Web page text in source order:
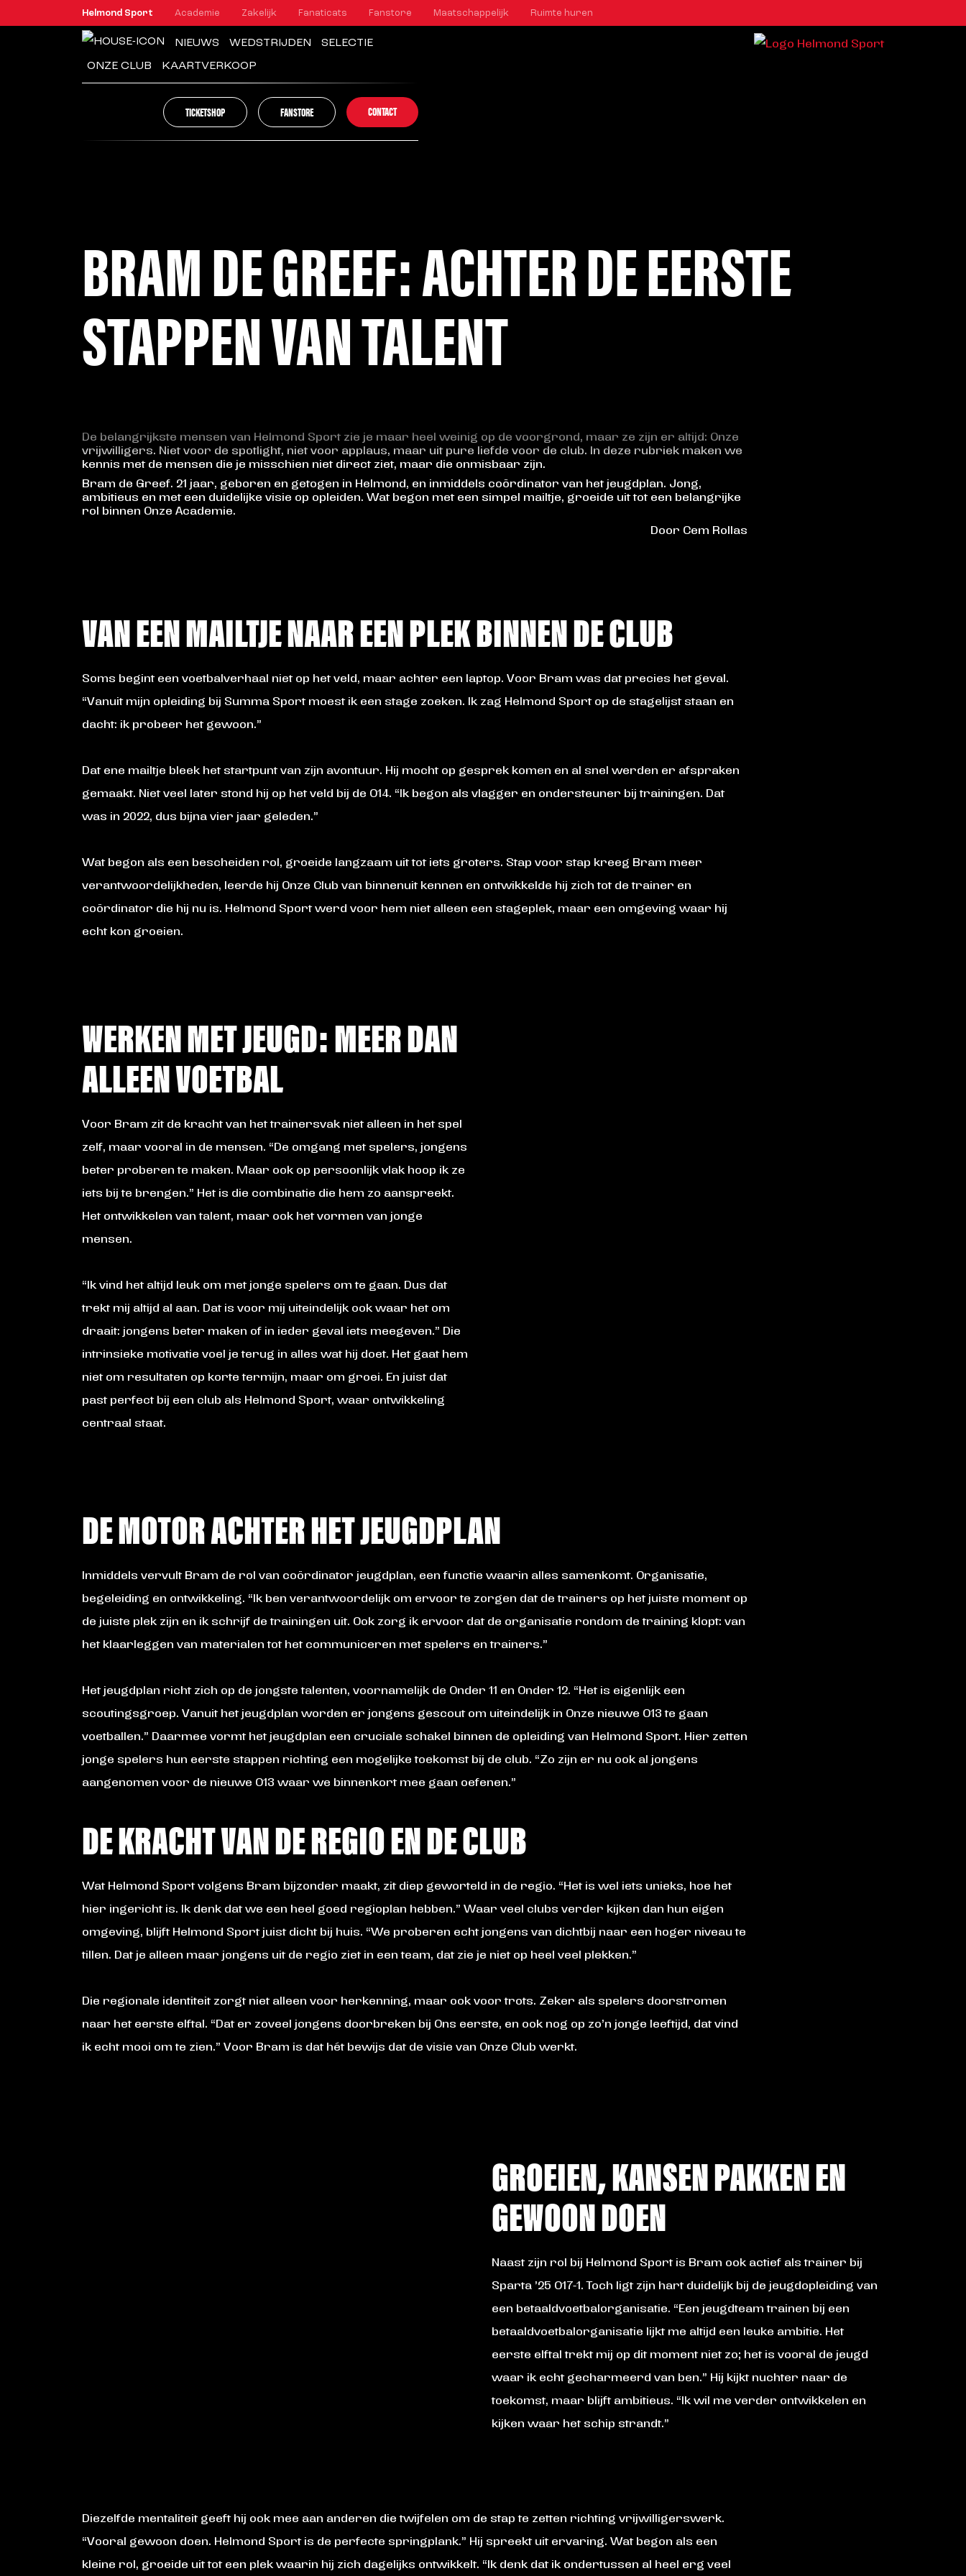
Helmond Sport Academie Zakelijk Fanaticats Fanstore Maatschappelijk Ruimte huren
NIEUWS WEDSTRIJDEN
SELECTIE
ONZE CLUB
KAARTVERKOOP
TICKETSHOP FANSTORE CONTACT
BRAM DE GREEF: ACHTER DE EERSTE
STAPPEN VAN TALENT
De belangrijkste mensen van Helmond Sport zie je maar heel weinig op de voorgrond, maar ze zijn er altijd: Onze
vrijwilligers. Niet voor de spotlight, niet voor applaus, maar uit pure liefde voor de club. In deze rubriek maken we
kennis met de mensen die je misschien niet direct ziet, maar die onmisbaar zijn.
Bram de Greef. 21 jaar, geboren en getogen in Helmond, en inmiddels coördinator van het jeugdplan. Jong,
ambitieus en met een duidelijke visie op opleiden. Wat begon met een simpel mailtje, groeide uit tot een belangrijke
rol binnen Onze Academie.
Door Cem Rollas
VAN EEN MAILTJE NAAR EEN PLEK BINNEN DE CLUB
Soms begint een voetbalverhaal niet op het veld, maar achter een laptop. Voor Bram was dat precies het geval.
“Vanuit mijn opleiding bij Summa Sport moest ik een stage zoeken. Ik zag Helmond Sport op de stagelijst staan en
dacht: ik probeer het gewoon.”
Dat ene mailtje bleek het startpunt van zijn avontuur. Hij mocht op gesprek komen en al snel werden er afspraken
gemaakt. Niet veel later stond hij op het veld bij de O14. “Ik begon als vlagger en ondersteuner bij trainingen. Dat
was in 2022, dus bijna vier jaar geleden.”
Wat begon als een bescheiden rol, groeide langzaam uit tot iets groters. Stap voor stap kreeg Bram meer
verantwoordelijkheden, leerde hij Onze Club van binnenuit kennen en ontwikkelde hij zich tot de trainer en
coördinator die hij nu is. Helmond Sport werd voor hem niet alleen een stageplek, maar een omgeving waar hij
echt kon groeien.
WERKEN MET JEUGD: MEER DAN
ALLEEN VOETBAL
Voor Bram zit de kracht van het trainersvak niet alleen in het spel
zelf, maar vooral in de mensen. “De omgang met spelers, jongens
beter proberen te maken. Maar ook op persoonlijk vlak hoop ik ze
iets bij te brengen.” Het is die combinatie die hem zo aanspreekt.
Het ontwikkelen van talent, maar ook het vormen van jonge
mensen.
“Ik vind het altijd leuk om met jonge spelers om te gaan. Dus dat
trekt mij altijd al aan. Dat is voor mij uiteindelijk ook waar het om
draait: jongens beter maken of in ieder geval iets meegeven.” Die
intrinsieke motivatie voel je terug in alles wat hij doet. Het gaat hem
niet om resultaten op korte termijn, maar om groei. En juist dat
past perfect bij een club als Helmond Sport, waar ontwikkeling
centraal staat.
DE MOTOR ACHTER HET JEUGDPLAN
Inmiddels vervult Bram de rol van coördinator jeugdplan, een functie waarin alles samenkomt. Organisatie,
begeleiding en ontwikkeling. “Ik ben verantwoordelijk om ervoor te zorgen dat de trainers op het juiste moment op
de juiste plek zijn en ik schrijf de trainingen uit. Ook zorg ik ervoor dat de organisatie rondom de training klopt: van
het klaarleggen van materialen tot het communiceren met spelers en trainers.”
Het jeugdplan richt zich op de jongste talenten, voornamelijk de Onder 11 en Onder 12. “Het is eigenlijk een
scoutingsgroep. Vanuit het jeugdplan worden er jongens gescout om uiteindelijk in Onze nieuwe O13 te gaan
voetballen.” Daarmee vormt het jeugdplan een cruciale schakel binnen de opleiding van Helmond Sport. Hier zetten
jonge spelers hun eerste stappen richting een mogelijke toekomst bij de club. “Zo zijn er nu ook al jongens
aangenomen voor de nieuwe O13 waar we binnenkort mee gaan oefenen.”
DE KRACHT VAN DE REGIO EN DE CLUB
Wat Helmond Sport volgens Bram bijzonder maakt, zit diep geworteld in de regio. “Het is wel iets unieks, hoe het
hier ingericht is. Ik denk dat we een heel goed regioplan hebben.” Waar veel clubs verder kijken dan hun eigen
omgeving, blijft Helmond Sport juist dicht bij huis. “We proberen echt jongens van dichtbij naar een hoger niveau te
tillen. Dat je alleen maar jongens uit de regio ziet in een team, dat zie je niet op heel veel plekken.”
Die regionale identiteit zorgt niet alleen voor herkenning, maar ook voor trots. Zeker als spelers doorstromen
naar het eerste elftal. “Dat er zoveel jongens doorbreken bij Ons eerste, en ook nog op zo’n jonge leeftijd, dat vind
ik echt mooi om te zien.” Voor Bram is dat hét bewijs dat de visie van Onze Club werkt.
GROEIEN, KANSEN PAKKEN EN
GEWOON DOEN
Naast zijn rol bij Helmond Sport is Bram ook actief als trainer bij
Sparta ’25 O17-1. Toch ligt zijn hart duidelijk bij de jeugdopleiding van
een betaaldvoetbalorganisatie. “Een jeugdteam trainen bij een
betaaldvoetbalorganisatie lijkt me altijd een leuke ambitie. Het
eerste elftal trekt mij op dit moment niet zo; het is vooral de jeugd
waar ik echt gecharmeerd van ben.” Hij kijkt nuchter naar de
toekomst, maar blijft ambitieus. “Ik wil me verder ontwikkelen en
kijken waar het schip strandt.”
Diezelfde mentaliteit geeft hij ook mee aan anderen die twijfelen om de stap te zetten richting vrijwilligerswerk.
“Vooral gewoon doen. Helmond Sport is de perfecte springplank.” Hij spreekt uit ervaring. Wat begon als een
kleine rol, groeide uit tot een plek waarin hij zich dagelijks ontwikkelt. “Ik denk dat ik ondertussen al heel erg veel